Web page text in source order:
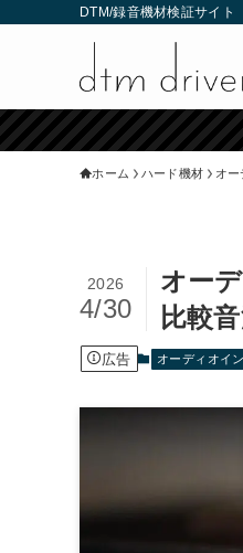
DTM/録音機材検証サイト
ホーム ハード機材 オ
オー
比較
2026
4/30
広告 オーディオイ